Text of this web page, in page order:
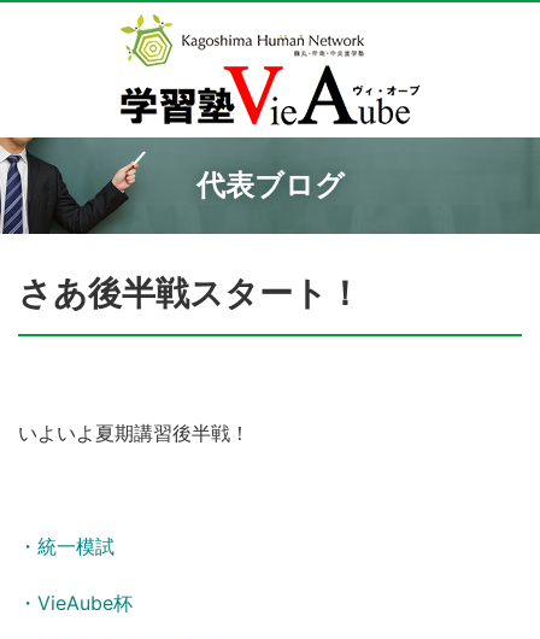
代表ブログ
さあ後半戦スタート！
いよいよ夏期講習後半戦！
・統一模試
・VieAube杯